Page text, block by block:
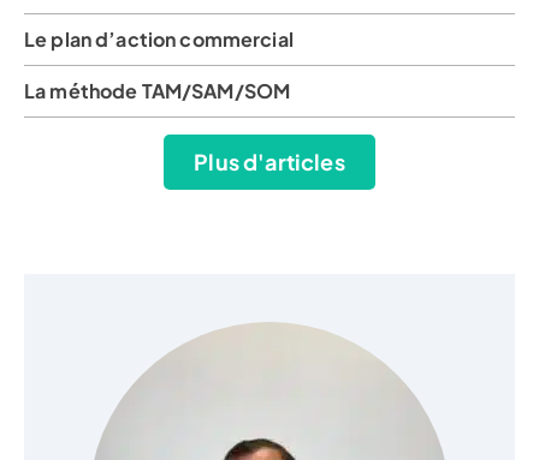
Le plan d’action commercial
La méthode TAM/SAM/SOM
Plus d'articles